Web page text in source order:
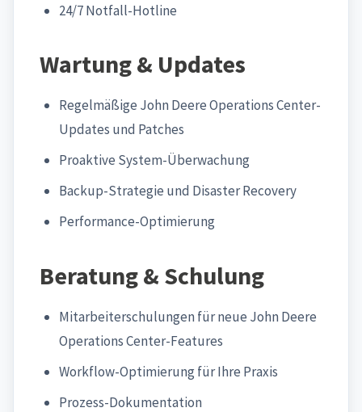
24/7 Notfall-Hotline
Wartung & Updates
Regelmäßige John Deere Operations Center-
Updates und Patches
Proaktive System-Überwachung
Backup-Strategie und Disaster Recovery
Performance-Optimierung
Beratung & Schulung
Mitarbeiterschulungen für neue John Deere
Operations Center-Features
Workflow-Optimierung für Ihre Praxis
Prozess-Dokumentation